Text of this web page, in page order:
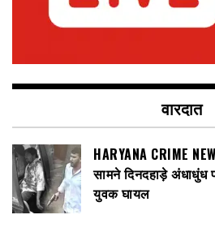
वारदात
HARYANA CRIME
सामने दिनदहाड़े अंधाधुंध
युवक घायल